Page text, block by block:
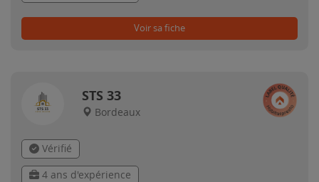
Voir sa fiche
STS 33
Bordeaux
Vérifié
4 ans d'expérience